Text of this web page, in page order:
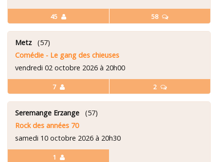
45 58
7 2
Metz(57)
Comédie - Le gang des chieuses
vendredi 02 octobre 2026 à 20h00
1
Seremange Erzange (57)
Rock des années 70
samedi 10 octobre 2026 à 20h30